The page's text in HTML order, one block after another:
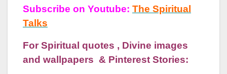
Subscribe on Youtube: The Spiritual
Talks
For Spiritual quotes , Divine images
and wallpapers & Pinterest Stories: